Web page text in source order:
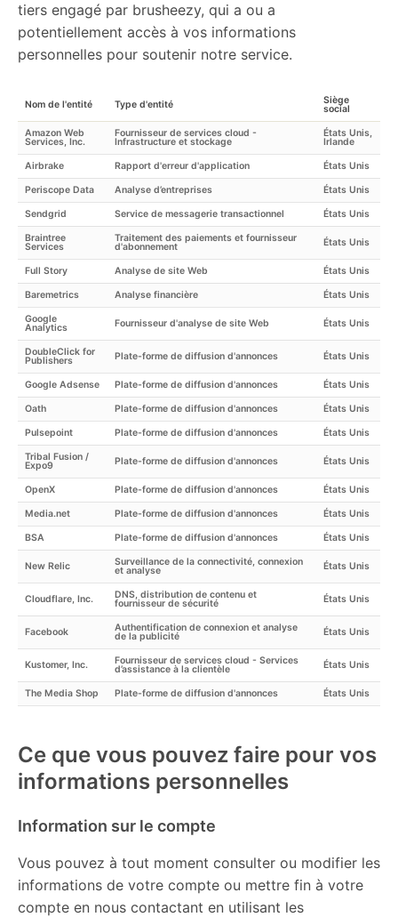
tiers engagé par brusheezy, qui a ou a
potentiellement accès à vos informations
personnelles pour soutenir notre service.
Nom de l'entité Type d'entité Siège
social
Amazon Web
Services, Inc.
Fournisseur de services cloud -
Infrastructure et stockage
États Unis,
Irlande
Airbrake Rapport d'erreur d'application États Unis
Periscope Data Analyse d’entreprises États Unis
Sendgrid Service de messagerie transactionnel États Unis
Braintree
Services
Traitement des paiements et fournisseur
d'abonnement États Unis
Full Story Analyse de site Web États Unis
Baremetrics Analyse financière États Unis
Google
Analytics Fournisseur d'analyse de site Web États Unis
DoubleClick for
Publishers Plate-forme de diffusion d'annonces États Unis
Google Adsense Plate-forme de diffusion d'annonces États Unis
Oath Plate-forme de diffusion d'annonces États Unis
Pulsepoint Plate-forme de diffusion d'annonces États Unis
Tribal Fusion /
Expo9 Plate-forme de diffusion d'annonces États Unis
OpenX Plate-forme de diffusion d'annonces États Unis
Media.net Plate-forme de diffusion d'annonces États Unis
BSA Plate-forme de diffusion d'annonces États Unis
New Relic Surveillance de la connectivité, connexion
et analyse États Unis
Cloudflare, Inc. DNS, distribution de contenu et
fournisseur de sécurité États Unis
Facebook Authentification de connexion et analyse
de la publicité États Unis
Kustomer, Inc. Fournisseur de services cloud - Services
d’assistance à la clientèle États Unis
The Media Shop Plate-forme de diffusion d'annonces États Unis
Ce que vous pouvez faire pour vos
informations personnelles
Information sur le compte
Vous pouvez à tout moment consulter ou modifier les
informations de votre compte ou mettre fin à votre
compte en nous contactant en utilisant les